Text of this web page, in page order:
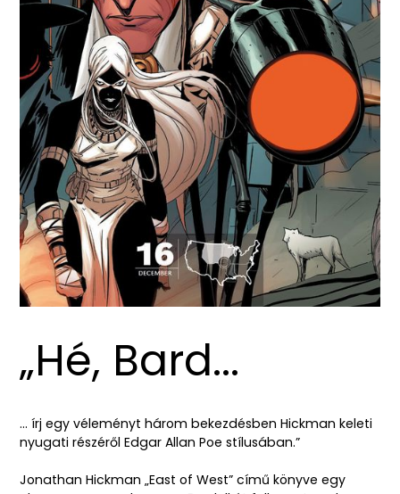
„Hé, Bard...
... írj egy véleményt három bekezdésben Hickman keleti
nyugati részéről Edgar Allan Poe stílusában.”
Jonathan Hickman „East of West” című könyve egy